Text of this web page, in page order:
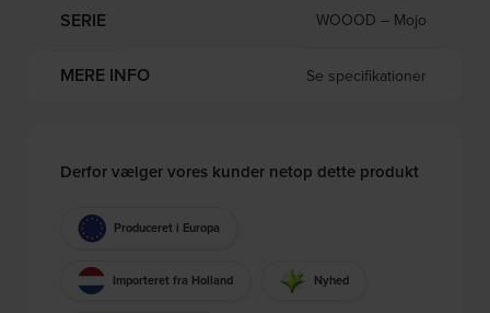
SERIE WOOOD – Mojo
MERE INFO Se specifikationer
Derfor vælger vores kunder netop dette produkt
Produceret i Europa
Importeret fra Holland Nyhed